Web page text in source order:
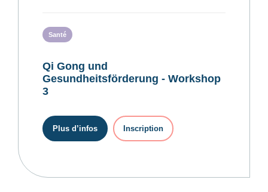
Santé
Qi Gong und
Gesundheitsförderung - Workshop
3
Plus d’infos Inscription